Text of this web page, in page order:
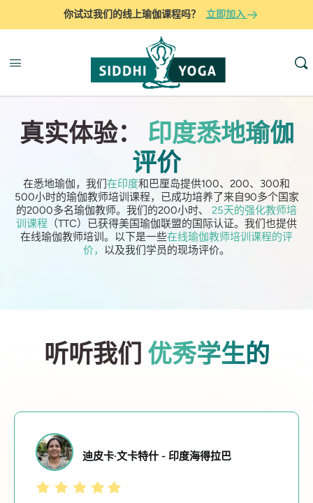
你试过我们的线上瑜伽课程吗？ 立即加入
真实体验： 印度悉地瑜伽
评价
在悉地瑜伽，我们在印度和巴厘岛提供100、200、300和
500小时的瑜伽教师培训课程，已成功培养了来自90多个国家
的2000多名瑜伽教师。我们的200小时、 25天的强化教师培
训课程 （TTC）已获得美国瑜伽联盟的国际认证。我们也提供
在线瑜伽教师培训。以下是一些在线瑜伽教师培训课程的评
价， 以及我们学员的现场评价。
听听我们 优秀学生的
迪皮卡·文卡特什 - 印度海得拉巴